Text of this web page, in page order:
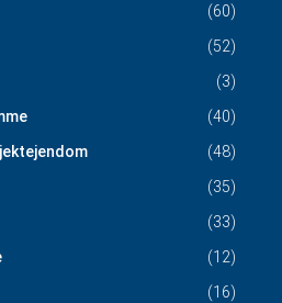
(60)
(52)
(3)
(40)
(48)
(35)
(33)
(12)
(16)